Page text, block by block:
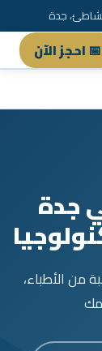
📅 احجز الآن
جدة
من الأطباء،